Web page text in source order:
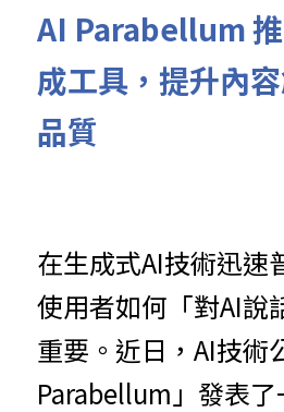
AI Parabellum
成工具，提升內
品質
在生成式AI技術迅速
使用者如何「對AI說
重要。近日，AI技術
Parabellum」發表